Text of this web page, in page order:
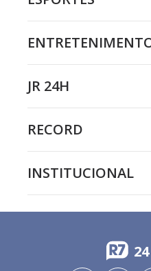
JR 24H
RECORD
INSTITUCIONAL